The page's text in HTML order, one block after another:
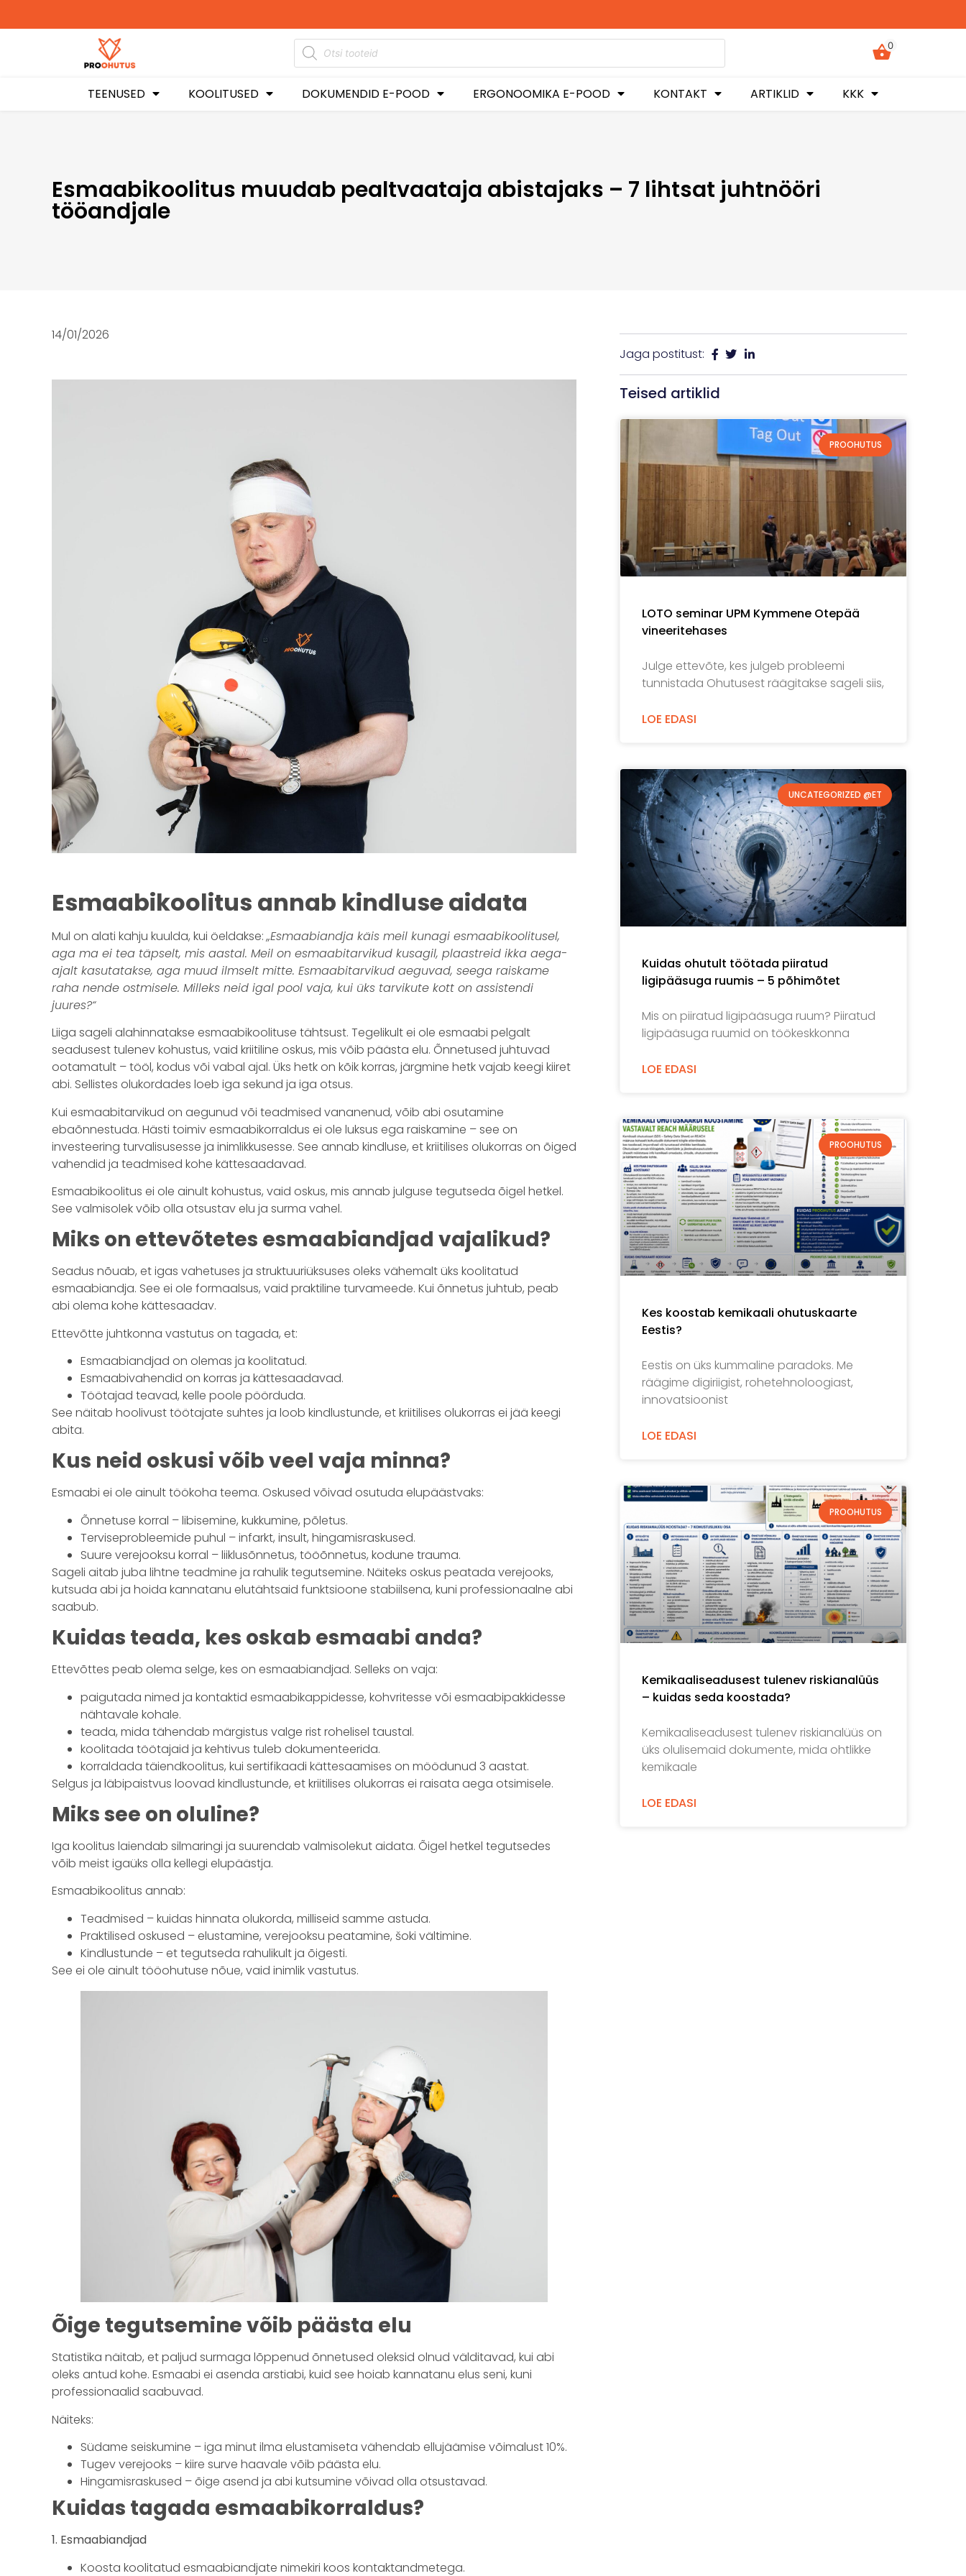
Ohutusjuhendid hetkel -50%
soodustusega!
0
TEENUSED KOOLITUSED DOKUMENDID E-POOD ERGONOOMIKA E-POOD KONTAKT ARTIKLID KKK
Esmaabikoolitus muudab pealtvaataja abistajaks – 7 lihtsat juhtnööri
tööandjale
14/01/2026
Esmaabikoolitus annab kindluse aidata
Mul on alati kahju kuulda, kui öeldakse:„Esmaabiandja käis meil kunagi esmaabikoolitusel,
aga ma ei tea täpselt, mis aastal. Meil on esmaabitarvikud kusagil, plaastreid ikka aega-
ajalt kasutatakse, aga muud ilmselt mitte. Esmaabitarvikud aeguvad, seega raiskame
raha nende ostmisele. Milleks neid igal pool vaja, kui üks tarvikute kott on assistendi
juures?“
Liiga sageli alahinnatakse esmaabikoolituse tähtsust. Tegelikult ei ole esmaabi pelgalt
seadusest tulenev kohustus, vaid kriitiline oskus, mis võib päästa elu. Õnnetused juhtuvad
ootamatult – tööl, kodus või vabal ajal. Üks hetk on kõik korras, järgmine hetk vajab keegi kiiret
abi. Sellistes olukordades loeb iga sekund ja iga otsus.
Kui esmaabitarvikud on aegunud või teadmised vananenud, võib abi osutamine
ebaõnnestuda. Hästi toimiv esmaabikorraldus ei ole luksus ega raiskamine – see on
investeering turvalisusesse ja inimlikkusesse. See annab kindluse, et kriitilises olukorras on õiged
vahendid ja teadmised kohe kättesaadavad.
Esmaabikoolitus ei ole ainult kohustus, vaid oskus, mis annab julguse tegutseda õigel hetkel.
See valmisolek võib olla otsustav elu ja surma vahel.
Miks on ettevõtetes esmaabiandjad vajalikud?
Seadus nõuab, et igas vahetuses ja struktuuriüksuses oleks vähemalt üks koolitatud
esmaabiandja. See ei ole formaalsus, vaid praktiline turvameede. Kui õnnetus juhtub, peab
abi olema kohe kättesaadav.
Ettevõtte juhtkonna vastutus on tagada, et:
Esmaabiandjad on olemas ja koolitatud.
Esmaabivahendid on korras ja kättesaadavad.
Töötajad teavad, kelle poole pöörduda.
See näitab hoolivust töötajate suhtes ja loob kindlustunde, et kriitilises olukorras ei jää keegi
abita.
Kus neid oskusi võib veel vaja minna?
Esmaabi ei ole ainult töökoha teema. Oskused võivad osutuda elupäästvaks:
Õnnetuse korral – libisemine, kukkumine, põletus.
Terviseprobleemide puhul – infarkt, insult, hingamisraskused.
Suure verejooksu korral – liiklusõnnetus, tööõnnetus, kodune trauma.
Sageli aitab juba lihtne teadmine ja rahulik tegutsemine. Näiteks oskus peatada verejooks,
kutsuda abi ja hoida kannatanu elutähtsaid funktsioone stabiilsena, kuni professionaalne abi
saabub.
Kuidas teada, kes oskab esmaabi anda?
Ettevõttes peab olema selge, kes on esmaabiandjad. Selleks on vaja:
paigutada nimed ja kontaktid esmaabikappidesse, kohvritesse või esmaabipakkidesse
nähtavale kohale.
teada, mida tähendab märgistus valge rist rohelisel taustal.
koolitada töötajaid ja kehtivus tuleb dokumenteerida.
korraldada täiendkoolitus, kui sertifikaadi kättesaamises on möödunud 3 aastat.
Selgus ja läbipaistvus loovad kindlustunde, et kriitilises olukorras ei raisata aega otsimisele.
Miks see on oluline?
Iga koolitus laiendab silmaringi ja suurendab valmisolekut aidata. Õigel hetkel tegutsedes
võib meist igaüks olla kellegi elupäästja.
Esmaabikoolitus annab:
Teadmised – kuidas hinnata olukorda, milliseid samme astuda.
Praktilised oskused – elustamine, verejooksu peatamine, šoki vältimine.
Kindlustunde – et tegutseda rahulikult ja õigesti.
See ei ole ainult tööohutuse nõue, vaid inimlik vastutus.
Õige tegutsemine võib päästa elu
Statistika näitab, et paljud surmaga lõppenud õnnetused oleksid olnud välditavad, kui abi
oleks antud kohe. Esmaabi ei asenda arstiabi, kuid see hoiab kannatanu elus seni, kuni
professionaalid saabuvad.
Näiteks:
Südame seiskumine – iga minut ilma elustamiseta vähendab ellujäämise võimalust 10%.
Tugev verejooks – kiire surve haavale võib päästa elu.
Hingamisraskused – õige asend ja abi kutsumine võivad olla otsustavad.
Kuidas tagada esmaabikorraldus?
1. Esmaabiandjad
Koosta koolitatud esmaabiandjate nimekiri koos kontaktandmetega.
Jaga postitust:
Teised artiklid
PROOHUTUS
LOTO seminar UPM Kymmene Otepää
vineeritehases
Julge ettevõte, kes julgeb probleemi
tunnistada Ohutusest räägitakse sageli siis,
LOE EDASI
UNCATEGORIZED @ET
Kuidas ohutult töötada piiratud
ligipääsuga ruumis – 5 põhimõtet
Mis on piiratud ligipääsuga ruum? Piiratud
ligipääsuga ruumid on töökeskkonna
LOE EDASI
PROOHUTUS
Kes koostab kemikaali ohutuskaarte
Eestis?
Eestis on üks kummaline paradoks. Me
räägime digiriigist, rohetehnoloogiast,
innovatsioonist
LOE EDASI
PROOHUTUS
Kemikaaliseadusest tulenev riskianalüüs
– kuidas seda koostada?
Kemikaaliseadusest tulenev riskianalüüs on
üks olulisemaid dokumente, mida ohtlikke
kemikaale
LOE EDASI